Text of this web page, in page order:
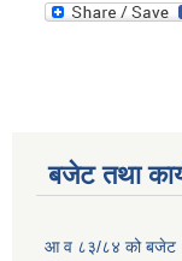
बजेट तथा
आ व ८३/८४ को बजेट